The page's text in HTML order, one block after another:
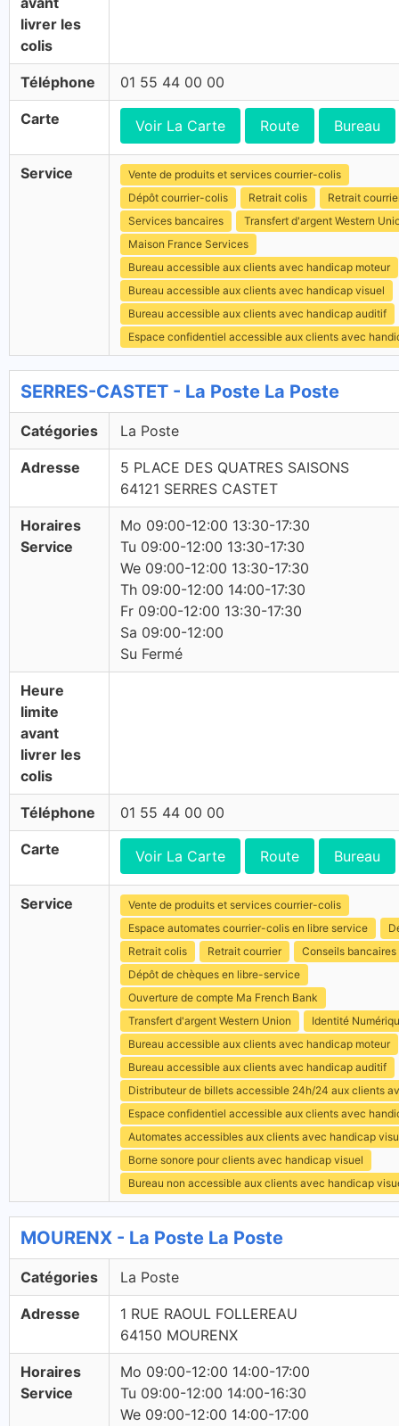
livrer les
colis
Téléphone 01 55 44 00 00
Carte Voir La Carte Route Bureau
Service
Vente de produits et services courrier-colis
Dépôt courrier-colis
Retrait colis
Retrait
Services bancaires
Transfert d'argent Western
Maison France Services
Bureau accessible aux clients avec handicap moteur
Bureau accessible aux clients avec handicap visuel
Bureau accessible aux clients avec handicap auditif
Espace confidentiel accessible aux clients avec
SERRES-CASTET - La Poste La Poste
Catégories La Poste
Adresse
5 PLACE DES QUATRES SAISONS
64121 SERRES CASTET
Horaires
Service
Mo 09:00-12:00 13:30-17:30
Tu 09:00-12:00 13:30-17:30
We 09:00-12:00 13:30-17:30
Th 09:00-12:00 14:00-17:30
Fr 09:00-12:00 13:30-17:30
Sa 09:00-12:00
Su Fermé
Heure
limite
avant
livrer les
colis
Téléphone 01 55 44 00 00
Carte Voir La Carte Route Bureau
Service
Vente de produits et services courrier-colis
Espace automates courrier-colis en libre service
Retrait colis
Retrait courrier
Conseils bancaires
Dépôt de chèques en libre-service
Ouverture de compte Ma French Bank
Transfert d'argent Western Union
Identité
Bureau accessible aux clients avec handicap moteur
Bureau accessible aux clients avec handicap auditif
Distributeur de billets accessible 24h/24 aux clients
Espace confidentiel accessible aux clients avec
Automates accessibles aux clients avec handicap
Borne sonore pour clients avec handicap visuel
Bureau non accessible aux clients avec handicap
MOURENX - La Poste La Poste
Catégories La Poste
Adresse
1 RUE RAOUL FOLLEREAU
64150 MOURENX
Horaires
Service
Mo 09:00-12:00 14:00-17:00
Tu 09:00-12:00 14:00-16:30
We 09:00-12:00 14:00-17:00